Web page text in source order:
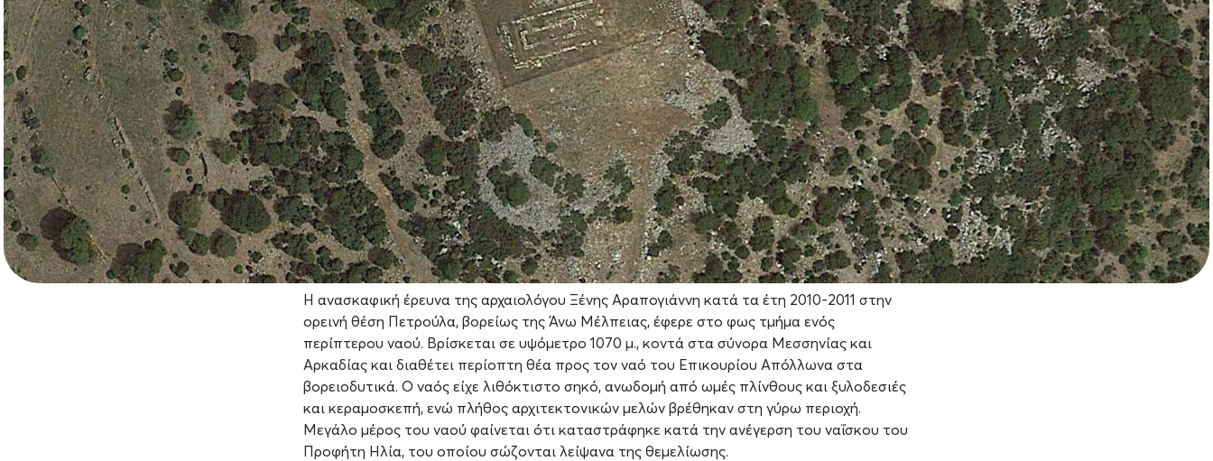
Η ανασκαφική έρευνα της αρχαιολόγου Ξένης Αραπογιάννη κατά τα έτη 2010-2011 στην
ορεινή θέση Πετρούλα, βορείως της Άνω Μέλπειας, έφερε στο φως τμήμα ενός
περίπτερου ναού. Βρίσκεται σε υψόμετρο 1070 μ., κοντά στα σύνορα Μεσσηνίας και
Αρκαδίας και διαθέτει περίοπτη θέα προς τον ναό του Επικουρίου Απόλλωνα στα
βορειοδυτικά. Ο ναός είχε λιθόκτιστο σηκό, ανωδομή από ωμές πλίνθους και ξυλοδεσιές
και κεραμοσκεπή, ενώ πλήθος αρχιτεκτονικών μελών βρέθηκαν στη γύρω περιοχή.
Μεγάλο μέρος του ναού φαίνεται ότι καταστράφηκε κατά την ανέγερση του ναΐσκου του
Προφήτη Ηλία, του οποίου σώζονται λείψανα της θεμελίωσης.